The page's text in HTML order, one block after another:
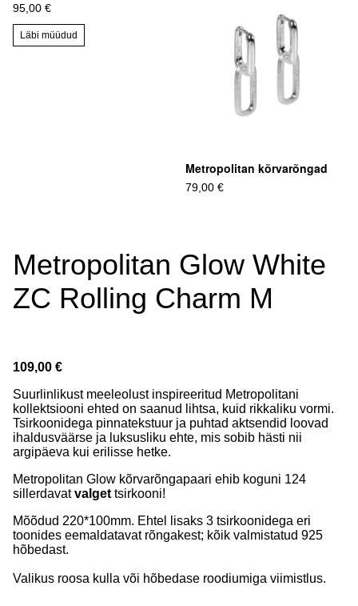
95,00 €
Läbi müüdud
Metropolitan kõrvarõngad
79,00 €
Metropolitan Glow White
ZC Rolling Charm M
109,00 €
Suurlinlikust meeleolust inspireeritud Metropolitani
kollektsiooni ehted on saanud lihtsa, kuid rikkaliku vormi.
Tsirkoonidega pinnatekstuur ja puhtad aktsendid loovad
ihaldusväärse ja luksusliku ehte, mis sobib hästi nii
argipäeva kui erilisse hetke.
Metropolitan Glow kõrvarõngapaari ehib koguni 124
sillerdavatvalget tsirkooni!
Mõõdud 220*100mm. Ehtel lisaks 3 tsirkoonidega eri
toonides eemaldatavat rõngakest; kõik valmistatud 925
hõbedast.
Valikus roosa kulla või hõbedase roodiumiga viimistlus.